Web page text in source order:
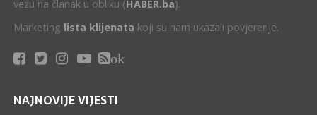
vezu na članak u obliku (HABER.ba).
Marketing lista klijenata koji su nam ukazali povjerenje.
ok
NAJNOVIJE VIJESTI